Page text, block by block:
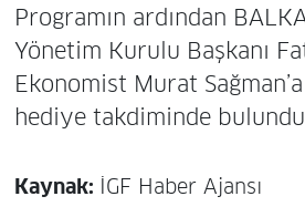
Programın ardından
Yönetim Kurulu Başkanı
Ekonomist Murat Sağman’a
hediye takdiminde
Kaynak: İGF Haber Ajansı